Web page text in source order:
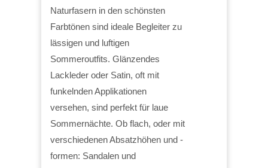
Naturfasern in den schönsten
Farbtönen sind ideale Begleiter zu
lässigen und luftigen
Sommeroutfits. Glänzendes
Lackleder oder Satin, oft mit
funkelnden Applikationen
versehen, sind perfekt für laue
Sommernächte. Ob flach, oder mit
verschiedenen Absatzhöhen und -
formen: Sandalen und